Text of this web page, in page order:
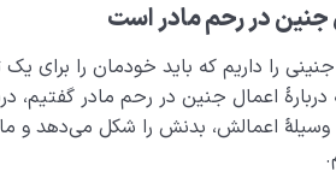
جنین در رحم مادر است
را داریم که باید خودمان را برای یک
اعمال جنین در رحم مادر گفتیم،
اعمالش، بدنش را شکل می‌دهد و ما